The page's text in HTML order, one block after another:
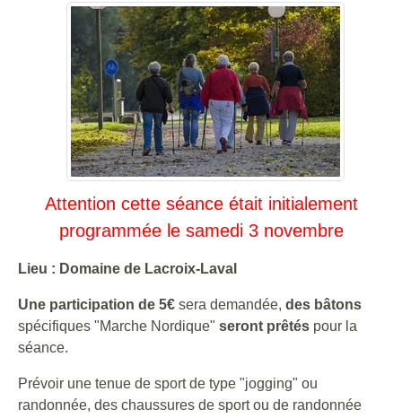
Attention cette séance était initialement
programmée le samedi 3 novembre
Lieu : Domaine de Lacroix-Laval
Une participation de 5€ sera demandée, des bâtons
spécifiques "Marche Nordique" seront prêtés pour la
séance.
Prévoir une tenue de sport de type "jogging" ou
randonnée, des chaussures de sport ou de randonnée